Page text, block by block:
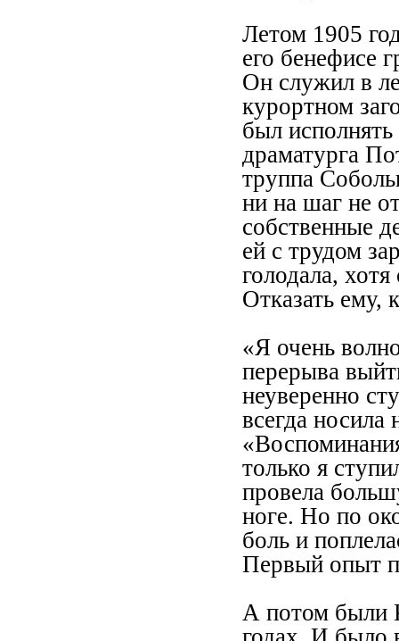
Летом 1905
его бенефисе
Он служил в
курортном
был
драматурга
труппа
ни на шаг не
собственные
ей с трудом
голодала,
Отказать
«Я очень
перерыва
неуверенно
всегда носила
только я
провела
ноге. Но по
боль и
Первый опыт
А потом были